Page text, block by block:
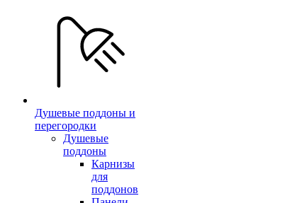
Душевые поддоны и
перегородки
Душевые
поддоны
Карнизы
для
поддонов